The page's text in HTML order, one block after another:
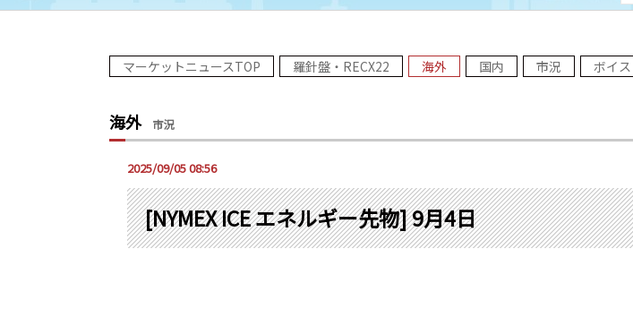
マーケットニュースTOP 羅針盤・RECX22 海外 国内 市況 ボイ
海外 市況
2025/09/05 08:56
[NYMEX ICE エネルギー先物] 9月4日